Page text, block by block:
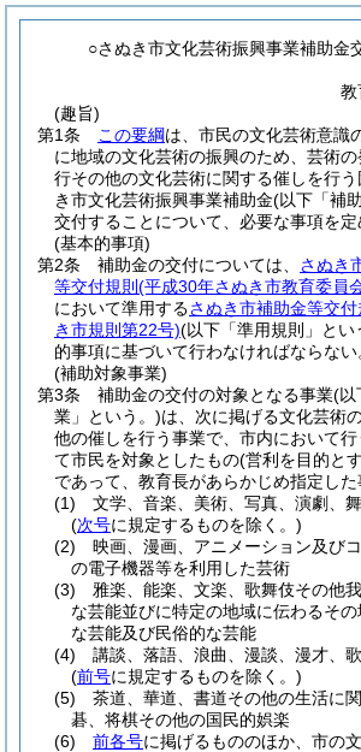
○さぬき市文化芸術振興事業補助金
教
(趣旨)
第1条
この要綱は、市民の文化芸術意識
に地域の文化芸術の振興のため、芸術
行その他の文化芸術に関する催しを行
き市文化芸術振興事業補助金(以下「補
交付することについて、必要な事項を定
(基本的事項)
第2条
補助金の交付については、 さぬき
等交付規則 (平成30年さぬき市教育委員
において準用するさぬき市補助金等交付
き市規則第22号)(以下「準用規則」とい
的事項に基づいて行わなければならない
(補助対象事業)
第3条
補助金の交付の対象となる事業(以
業」という。)は、次に掲げる文化芸術
他の催しを行う事業で、市内において
て市民を対象としたもの(営利を目的と
であって、教育長があらかじめ指定した
(1)
文学、音楽、美術、写真、演劇、
(次号に規定するものを除く。)
(2)
映画、漫画、アニメーション及び
の電子機器等を利用した芸術
(3)
雅楽、能楽、文楽、歌舞伎その他
な芸能並びに特定の地域に伝わるそ
な芸能及び民俗的な芸能
(4)
講談、落語、浪曲、漫談、漫才、
(前号に規定するものを除く。)
(5)
茶道、華道、書道その他の生活に
碁、将棋その他の国民的娯楽
(6)
前各号に掲げるもののほか、市の